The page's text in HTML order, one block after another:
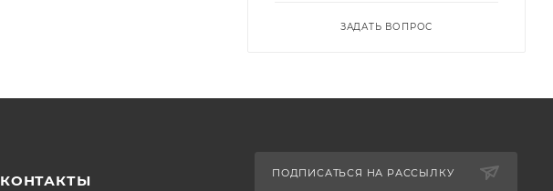
ЗАДАТЬ ВОПРОС
КОНТАКТЫ ПОДПИСАТЬСЯ НА РАССЫЛКУ